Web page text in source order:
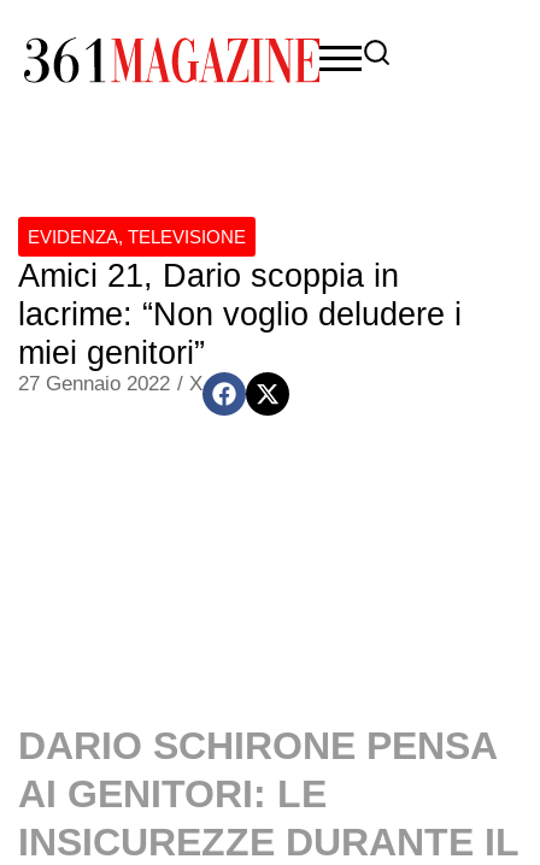
EVIDENZA, TELEVISIONE
Amici 21, Dario scoppia in
lacrime: “Non voglio deludere i
miei genitori”
27 Gennaio 2022 / X
DARIO SCHIRONE PENSA
AI GENITORI: LE
INSICUREZZE DURANTE IL